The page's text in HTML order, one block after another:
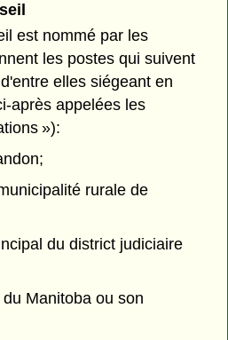
est nommé par les
les postes qui suivent
elles siégeant en
après appelées les
»):
rurale de
du district judiciaire
Manitoba ou son